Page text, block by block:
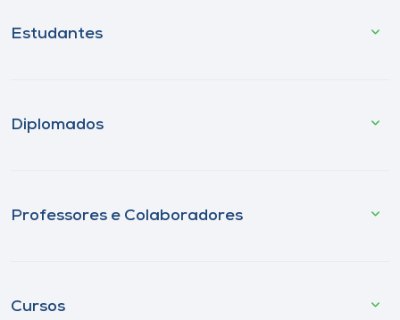
Estudantes
Diplomados
Professores e Colaboradores
Cursos